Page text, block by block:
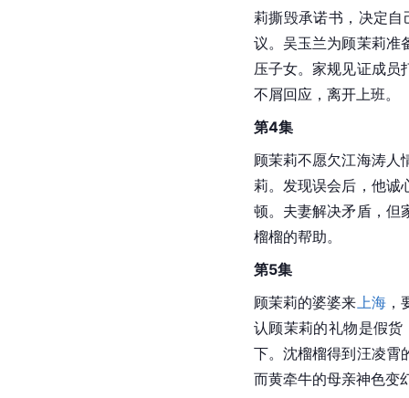
第1集
顾茉莉
和朱劲草是上海
决，包括让婆婆回老家
张善亚希望帮助顾茉莉
败。朱劲草申请贷款遭
意图保护儿子，一场家
第3集
朱大力反对儿子卖房，
莉撕毁承诺书，决定
议。吴玉兰为顾茉莉准
压子女。家规见证成员